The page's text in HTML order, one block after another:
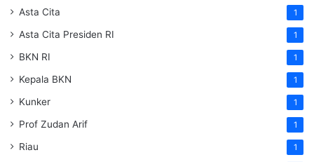
Asta Cita 1
Asta Cita Presiden RI 1
BKN RI 1
Kepala BKN 1
Kunker 1
Prof Zudan Arif 1
Riau 1